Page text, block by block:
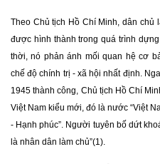
Theo Chủ tịch Hồ Chí Minh, dân chủ
được hình thành trong quá trình
thời, nó phản ánh mối quan hệ cơ
chế độ chính trị - xã hội nhất định.
1945 thành công, Chủ tịch Hồ Chí
Việt Nam kiểu mới, đó là nước “Việt
- Hạnh phúc”. Người tuyên bố dứt
là nhân dân làm chủ”(1).